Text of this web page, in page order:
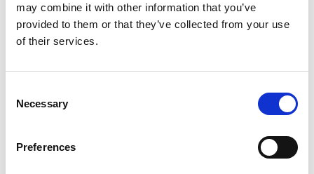
may combine it with other information that you’ve
provided to them or that they’ve collected from your use
of their services.
Selection
Necessary
Preferences
Θα ήθελα να λαμβάνω ενημερώσεις για νέα,
ανακοινώσεις και πληροφορίες
Απορρήτου.
Τα πεδία που σημειώνονται με "